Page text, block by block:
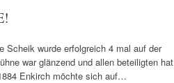
Scheik wurde erfolgreich 4 mal auf der
war glänzend und allen beteiligten hat
Enkirch möchte sich auf…